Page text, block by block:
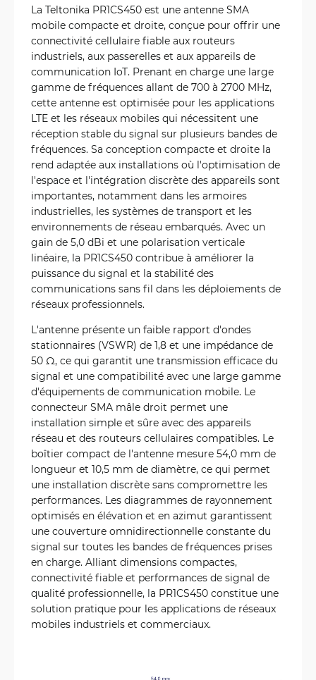
La Teltonika PR1CS450 est une antenne SMA
mobile compacte et droite, conçue pour offrir une
connectivité cellulaire fiable aux routeurs
industriels, aux passerelles et aux appareils de
communication IoT. Prenant en charge une large
gamme de fréquences allant de 700 à 2700 MHz,
cette antenne est optimisée pour les applications
LTE et les réseaux mobiles qui nécessitent une
réception stable du signal sur plusieurs bandes de
fréquences. Sa conception compacte et droite la
rend adaptée aux installations où l'optimisation de
l'espace et l'intégration discrète des appareils sont
importantes, notamment dans les armoires
industrielles, les systèmes de transport et les
environnements de réseau embarqués. Avec un
gain de 5,0 dBi et une polarisation verticale
linéaire, la PR1CS450 contribue à améliorer la
puissance du signal et la stabilité des
communications sans fil dans les déploiements de
réseaux professionnels.
L'antenne présente un faible rapport d'ondes
stationnaires (VSWR) de 1,8 et une impédance de
50 Ω, ce qui garantit une transmission efficace du
signal et une compatibilité avec une large gamme
d'équipements de communication mobile. Le
connecteur SMA mâle droit permet une
installation simple et sûre avec des appareils
réseau et des routeurs cellulaires compatibles. Le
boîtier compact de l'antenne mesure 54,0 mm de
longueur et 10,5 mm de diamètre, ce qui permet
une installation discrète sans compromettre les
performances. Les diagrammes de rayonnement
optimisés en élévation et en azimut garantissent
une couverture omnidirectionnelle constante du
signal sur toutes les bandes de fréquences prises
en charge. Alliant dimensions compactes,
connectivité fiable et performances de signal de
qualité professionnelle, la PR1CS450 constitue une
solution pratique pour les applications de réseaux
mobiles industriels et commerciaux.